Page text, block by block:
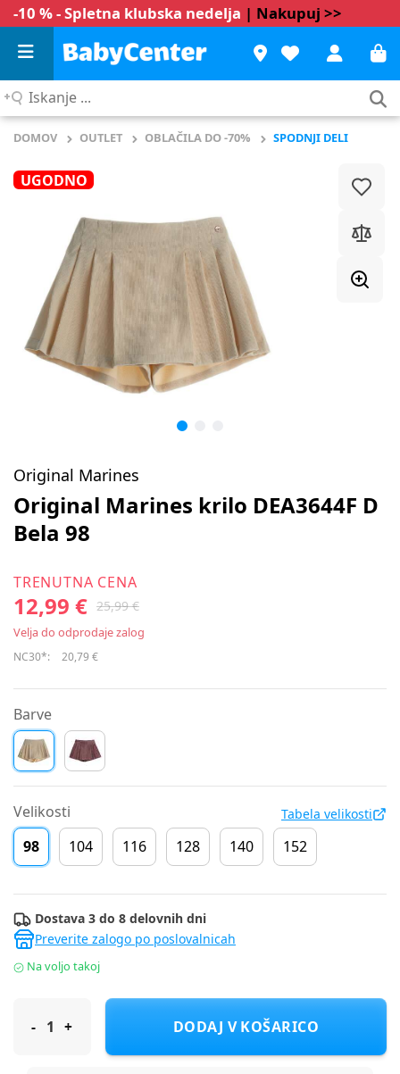
-10 % - Spletna klubska nedelja | Nakupuj >>
Iskanje
DOMOV OUTLET OBLAČILA DO -70% SPODNJI DELI
UGODNO
Original Marines
Original Marines krilo DEA3644F D
Bela 98
TRENUTNA CENA
12,99 € 25,99 €
Velja do odprodaje zalog
NC30*: 20,79 €
Barve
Velikosti Tabela velikosti
98 104 116 128 140 152
Dostava 3 do 8 delovnih dni
Preverite zalogo po poslovalnicah
Na voljo takoj
Original Marines krilo DEA3644F D Bela 98
DODAJ V KOŠARICO